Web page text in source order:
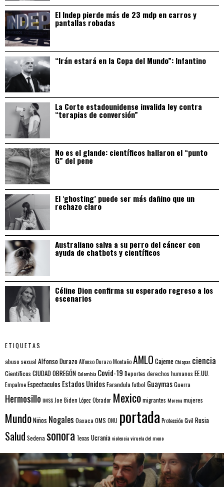
El Indep pierde más de 23 mdp en carros y
pantallas robadas
“Irán estará en la Copa del Mundo”: Infantino
La Corte estadounidense invalida ley contra
“terapias de conversión”
No es el glande: científicos hallaron el “punto
G” del pene
El ‘ghosting’ puede ser más dañino que un
rechazo claro
Australiano salva a su perro del cáncer con
ayuda de chatbots y científicos
Céline Dion confirma su esperado regreso a los
escenarios
ETIQUETAS
abuso sexual Alfonso DurazoAlfonso Durazo MontañoAMLO CajemeChiapas ciencia
Científicos CIUDAD OBREGÓNColombia Covid-19 Deportes derechos humanos EE.UU.
EmpalmeEspectaculos Estados UnidosFarandula futbol GuaymasGuerra
Hermosillo IMSS Joe Biden López Obrador Mexicomigrantes Morenamujeres
MundoNiños Nogales Oaxaca OMS ONU portada Protección Civil Rusia
Salud Sedena sonora Texas Ucraniaviolenciaviruela del mono